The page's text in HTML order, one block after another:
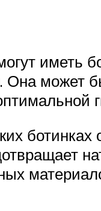
иметь
Она может